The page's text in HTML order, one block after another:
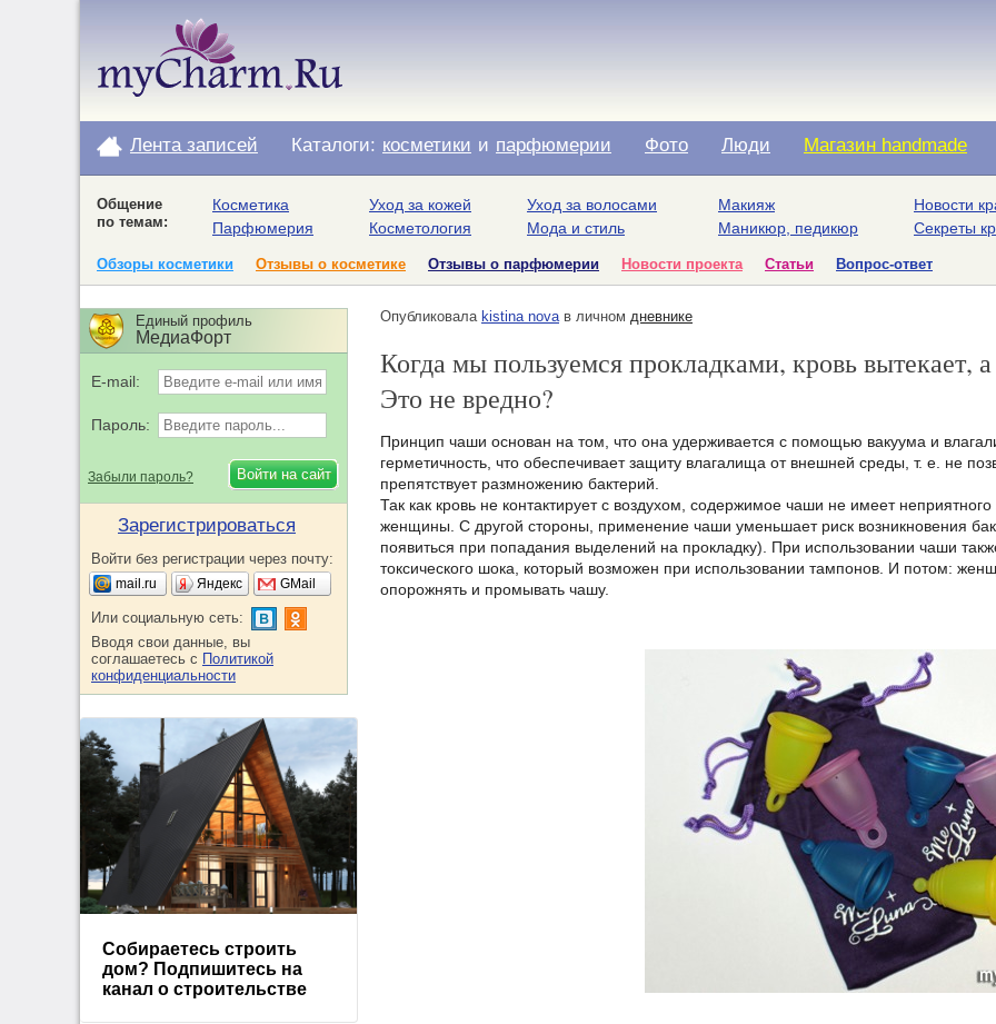
Лента записей Каталоги: косметики и парфюмерии Фото Люди Магазин handmade
Общение
по темам:
Косметика
Парфюмерия
Уход за кожей
Косметология
Уход за волосами
Мода и стиль
Макияж
Маникюр, педикюр
Новости
Секреты
Обзоры косметики Отзывы о косметике Отзывы о парфюмерии Новости проекта Статьи Вопрос-ответ
Опубликовала kistina novaв личном дневнике
Когда мы пользуемся прокладками, кровь вытекает,
Это не вредно?
Принцип чаши основан на том, что она удерживается с помощью вакуума и
герметичность, что обеспечивает защиту влагалища от внешней среды, т. е. не
препятствует размножению бактерий.
Так как кровь не контактирует с воздухом, содержимое чаши не имеет
женщины. С другой стороны, применение чаши уменьшает риск возникновения
появиться при попадания выделений на прокладку). При использовании чаши
токсического шока, который возможен при использовании тампонов. И потом:
опорожнять и промывать чашу.
Единый профиль
МедиаФорт
E-mail:
Пароль:
Забыли пароль?
Зарегистрироваться
Войти без регистрации через почту:
mail.ru Яндекс GMail
Или социальную сеть:
Вводя свои данные, вы
соглашаетесь с Политикой
конфиденциальности
Собираетесь строить
дом? Подпишитесь на
канал о строительстве